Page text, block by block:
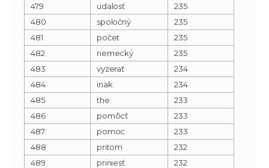
479
udalosť
235
480
spoločný
235
481
počet
235
482
nemecký
235
483
vyzerať
234
484
inak
234
485
the
233
486
pomôcť
233
487
pomoc
233
488
pritom
232
489
priniesť
232